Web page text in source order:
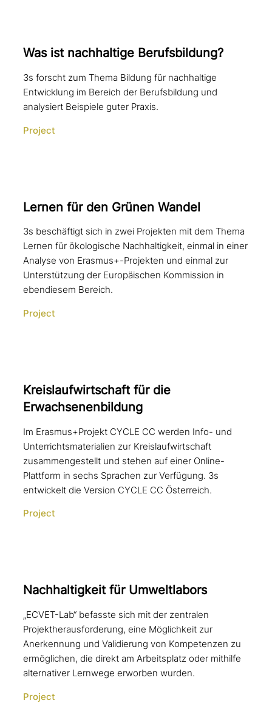
Was ist nach­hal­ti­ge Berufsbildung?
3s forscht zum Thema Bildung für nachhaltige
Entwicklung im Bereich der Berufsbildung und
analysiert Beispiele guter Praxis.
Project
Lernen für den Grünen Wandel
3s beschäftigt sich in zwei Projekten mit dem Thema
Lernen für ökologische Nachhaltigkeit, einmal in einer
Analyse von Erasmus+-Projekten und einmal zur
Unterstützung der Europäischen Kommission in
ebendiesem Bereich.
Project
Kreislaufwirtschaft für die
Erwachsenenbildung
Im Erasmus+Projekt CYCLE CC werden Info- und
Unterrichtsmaterialien zur Kreislaufwirtschaft
zusammengestellt und stehen auf einer Online-
Plattform in sechs Sprachen zur Verfügung. 3s
entwickelt die Version CYCLE CC Österreich.
Project
Nachhaltigkeit für Umweltlabors
„ECVET-Lab“ befasste sich mit der zentralen
Projektherausforderung, eine Möglichkeit zur
Anerkennung und Validierung von Kompetenzen zu
ermöglichen, die direkt am Arbeitsplatz oder mithilfe
alternativer Lernwege erworben wurden.
Project